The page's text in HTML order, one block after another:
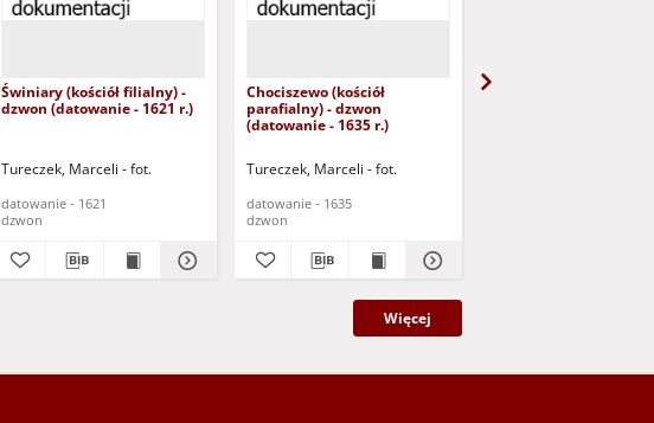
Świniary (kościół filialny) -
dzwon (datowanie - 1621 r.)
Tureczek, Marceli - fot.
datowanie - 1621
dzwon
Chociszewo (kościół
parafialny) - dzwon
(datowanie - 1635 r.)
Tureczek, Marceli - fot.
datowanie - 1635
dzwon
Więcej